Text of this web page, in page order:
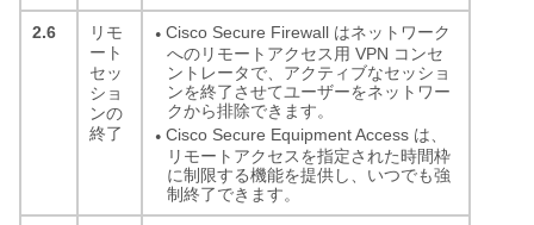
2.6
リモ
ート
セッ
ショ
ンの
終了
● Cisco Secure Firewall はネットワーク
へのリモートアクセス用 VPN コンセ
ントレータで、アクティブなセッショ
ンを終了させてユーザーをネットワー
クから排除できます。
● Cisco Secure Equipment Access は、
リモートアクセスを指定された時間枠
に制限する機能を提供し、いつでも強
制終了できます。